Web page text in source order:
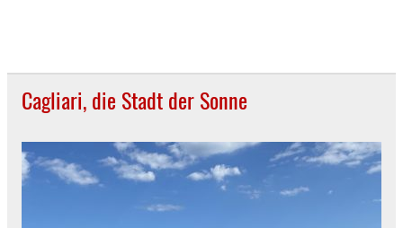
Cagliari, die Stadt der Sonne